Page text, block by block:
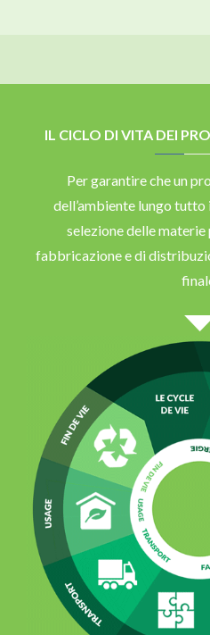
IL CICLO DI VITA DEI
Per garantire che un
dell’ambiente lungo
selezione delle
fabbricazione e di